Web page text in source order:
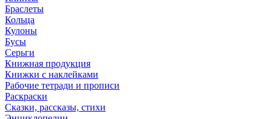
Браслеты
Кольца
Кулоны
Бусы
Серьги
Книжная продукция
Книжки с наклейками
Рабочие тетради и прописи
Раскраски
Сказки, рассказы, стихи